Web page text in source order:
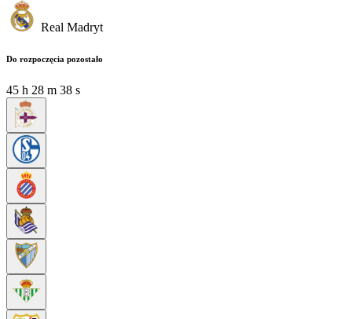
Real Madryt
Do rozpoczęcia pozostało
45 h 28 m 37 s